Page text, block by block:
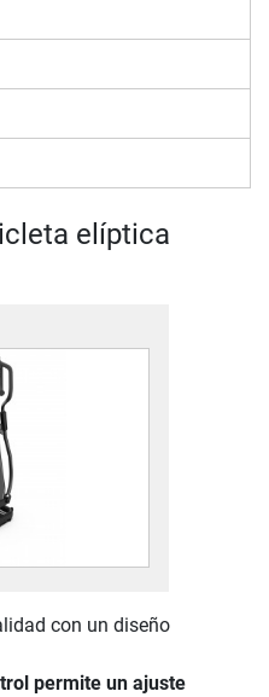
elíptica
con un diseño
permite un ajuste